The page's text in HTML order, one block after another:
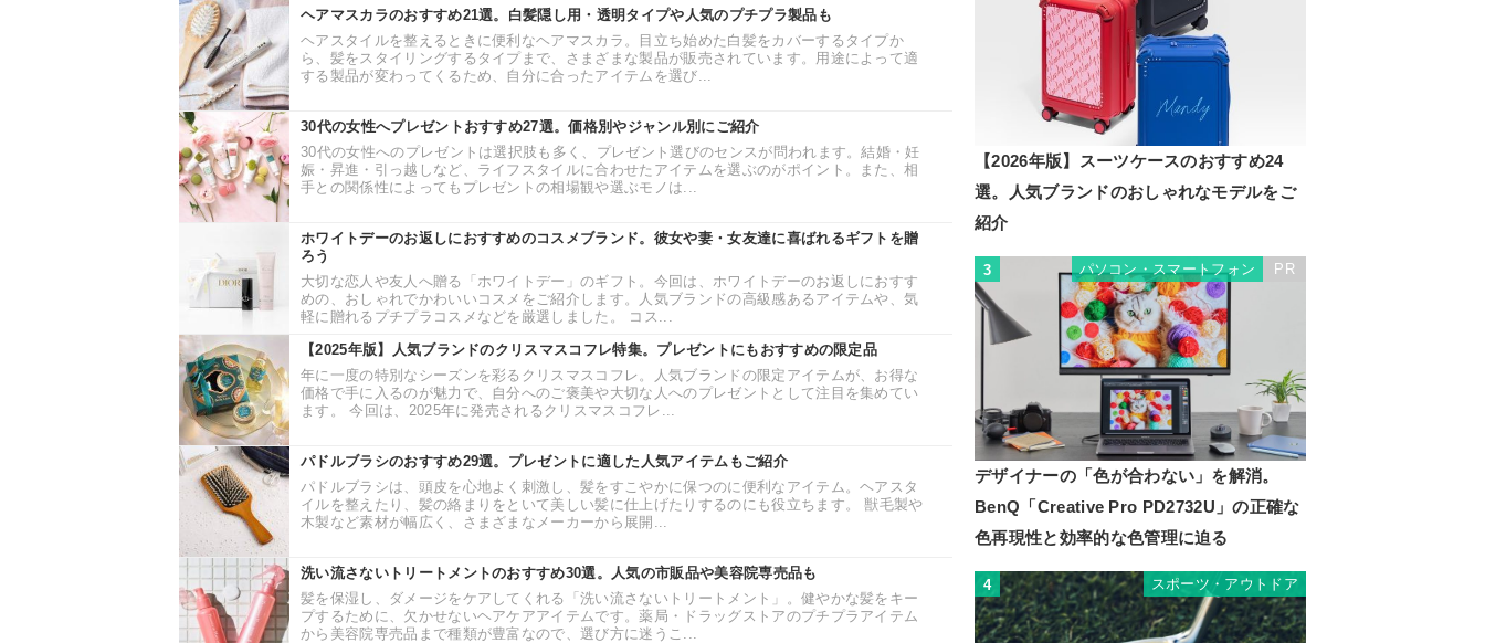
ヘアマスカラのおすすめ21選。白髪隠し用・透明タイプや人気のプチプラ製品も
ヘアスタイルを整えるときに便利なヘアマスカラ。目立ち始めた白髪をカバーするタイプか
ら、髪をスタイリングするタイプまで、さまざまな製品が販売されています。用途によって適
する製品が変わってくるため、自分に合ったアイテムを選び...
30代の女性へプレゼントおすすめ27選。価格別やジャンル別にご紹介
30代の女性へのプレゼントは選択肢も多く、プレゼント選びのセンスが問われます。結婚・妊
娠・昇進・引っ越しなど、ライフスタイルに合わせたアイテムを選ぶのがポイント。また、相
手との関係性によってもプレゼントの相場観や選ぶモノは...
ホワイトデーのお返しにおすすめのコスメブランド。彼女や妻・女友達に喜ばれるギフトを贈
ろう
大切な恋人や友人へ贈る「ホワイトデー」のギフト。今回は、ホワイトデーのお返しにおすす
めの、おしゃれでかわいいコスメをご紹介します。人気ブランドの高級感あるアイテムや、気
軽に贈れるプチプラコスメなどを厳選しました。 コス...
【2025年版】人気ブランドのクリスマスコフレ特集。プレゼントにもおすすめの限定品
年に一度の特別なシーズンを彩るクリスマスコフレ。人気ブランドの限定アイテムが、お得な
価格で手に入るのが魅力で、自分へのご褒美や大切な人へのプレゼントとして注目を集めてい
ます。 今回は、2025年に発売されるクリスマスコフレ...
パドルブラシのおすすめ29選。プレゼントに適した人気アイテムもご紹介
パドルブラシは、頭皮を心地よく刺激し、髪をすこやかに保つのに便利なアイテム。ヘアスタ
イルを整えたり、髪の絡まりをといて美しい髪に仕上げたりするのにも役立ちます。 獣毛製や
木製など素材が幅広く、さまざまなメーカーから展開...
洗い流さないトリートメントのおすすめ30選。人気の市販品や美容院専売品も
髪を保湿し、ダメージをケアしてくれる「洗い流さないトリートメント」。健やかな髪をキー
プするために、欠かせないヘアケアアイテムです。薬局・ドラッグストアのプチプラアイテム
から美容院専売品まで種類が豊富なので、選び方に迷うこ...
【2026年版】スーツケースのおすすめ24
選。人気ブランドのおしゃれなモデルをご
紹介
3 パソコン・スマートフォン PR
デザイナーの「色が合わない」を解消。
BenQ「Creative Pro PD2732U」の正確な
色再現性と効率的な色管理に迫る
4 スポーツ・アウトドア